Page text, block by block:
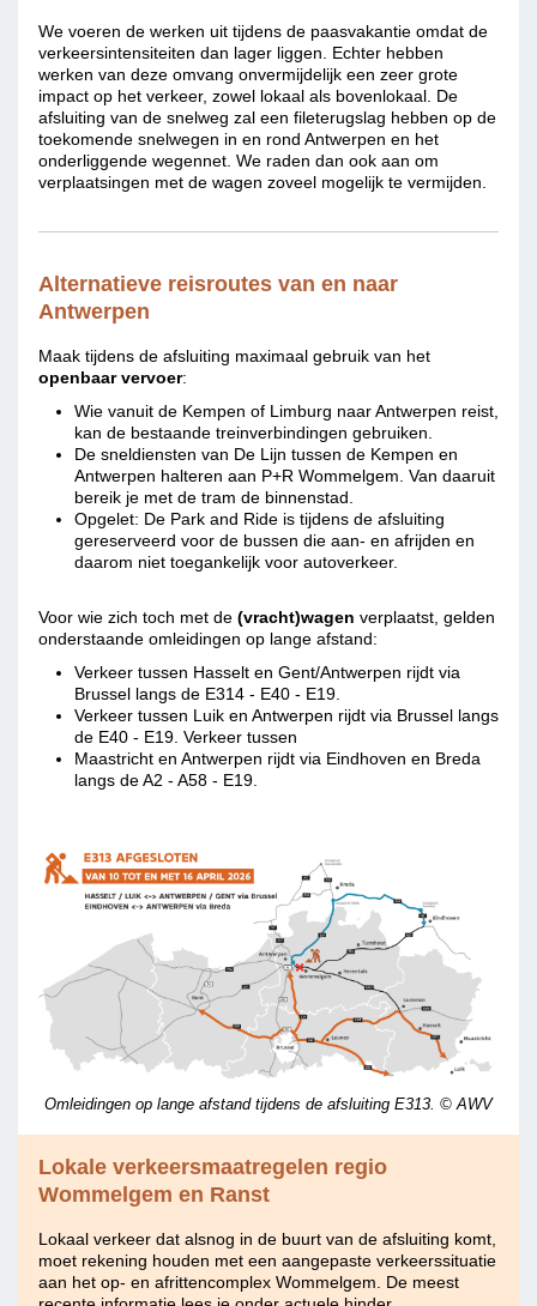
We voeren de werken uit tijdens de paasvakantie omdat de
verkeersintensiteiten dan lager liggen. Echter hebben
werken van deze omvang onvermijdelijk een zeer grote
impact op het verkeer, zowel lokaal als bovenlokaal. De
afsluiting van de snelweg zal een fileterugslag hebben op de
toekomende snelwegen in en rond Antwerpen en het
onderliggende wegennet. We raden dan ook aan om
verplaatsingen met de wagen zoveel mogelijk te vermijden.
Alternatieve reisroutes van en naar
Antwerpen
Maak tijdens de afsluiting maximaal gebruik van het
openbaar vervoer:
Wie vanuit de Kempen of Limburg naar Antwerpen reist,
kan de bestaande treinverbindingen gebruiken.
De sneldiensten van De Lijn tussen de Kempen en
Antwerpen halteren aan P+R Wommelgem. Van daaruit
bereik je met de tram de binnenstad.
Opgelet: De Park and Ride is tijdens de afsluiting
gereserveerd voor de bussen die aan- en afrijden en
daarom niet toegankelijk voor autoverkeer.
Voor wie zich toch met de (vracht)wagen verplaatst, gelden
onderstaande omleidingen op lange afstand:
Verkeer tussen Hasselt en Gent/Antwerpen rijdt via
Brussel langs de E314 - E40 - E19.
Verkeer tussen Luik en Antwerpen rijdt via Brussel langs
de E40 - E19. Verkeer tussen
Maastricht en Antwerpen rijdt via Eindhoven en Breda
langs de A2 - A58 - E19.
Omleidingen op lange afstand tijdens de afsluiting E313. © AWV
Lokale verkeersmaatregelen regio
Wommelgem en Ranst
Lokaal verkeer dat alsnog in de buurt van de afsluiting komt,
moet rekening houden met een aangepaste verkeerssituatie
aan het op- en afrittencomplex Wommelgem. De meest